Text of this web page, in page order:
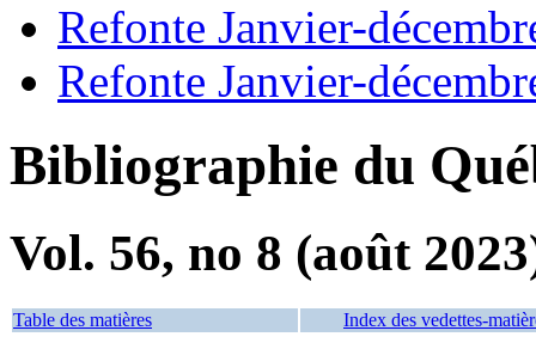
Refonte Janvier-
Refonte Janvier-
Bibliographie du
Vol. 56, no 8 (août
Table des matières Index des vedettes-